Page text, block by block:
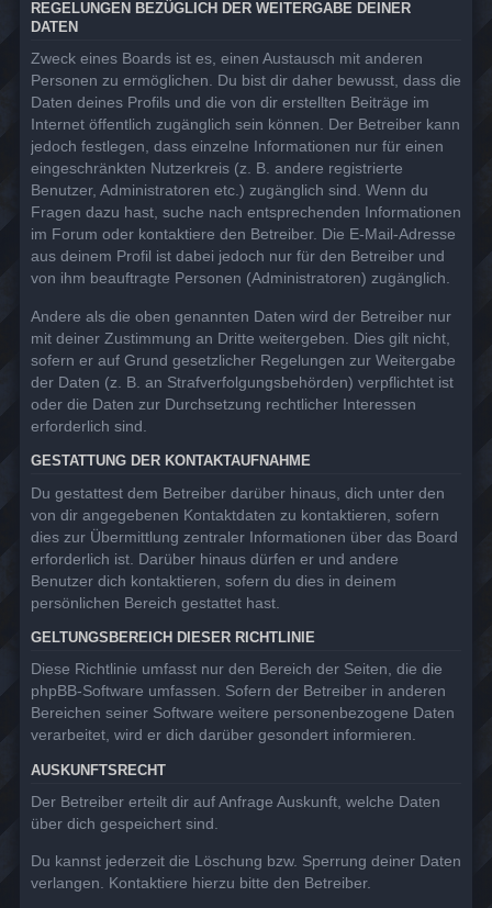
REGELUNGEN BEZÜGLICH DER WEITERGABE DEINER
DATEN
Zweck eines Boards ist es, einen Austausch mit anderen
Personen zu ermöglichen. Du bist dir daher bewusst, dass die
Daten deines Profils und die von dir erstellten Beiträge im
Internet öffentlich zugänglich sein können. Der Betreiber kann
jedoch festlegen, dass einzelne Informationen nur für einen
eingeschränkten Nutzerkreis (z. B. andere registrierte
Benutzer, Administratoren etc.) zugänglich sind. Wenn du
Fragen dazu hast, suche nach entsprechenden Informationen
im Forum oder kontaktiere den Betreiber. Die E-Mail-Adresse
aus deinem Profil ist dabei jedoch nur für den Betreiber und
von ihm beauftragte Personen (Administratoren) zugänglich.
Andere als die oben genannten Daten wird der Betreiber nur
mit deiner Zustimmung an Dritte weitergeben. Dies gilt nicht,
sofern er auf Grund gesetzlicher Regelungen zur Weitergabe
der Daten (z. B. an Strafverfolgungsbehörden) verpflichtet ist
oder die Daten zur Durchsetzung rechtlicher Interessen
erforderlich sind.
GESTATTUNG DER KONTAKTAUFNAHME
Du gestattest dem Betreiber darüber hinaus, dich unter den
von dir angegebenen Kontaktdaten zu kontaktieren, sofern
dies zur Übermittlung zentraler Informationen über das Board
erforderlich ist. Darüber hinaus dürfen er und andere
Benutzer dich kontaktieren, sofern du dies in deinem
persönlichen Bereich gestattet hast.
GELTUNGSBEREICH DIESER RICHTLINIE
Diese Richtlinie umfasst nur den Bereich der Seiten, die die
phpBB-Software umfassen. Sofern der Betreiber in anderen
Bereichen seiner Software weitere personenbezogene Daten
verarbeitet, wird er dich darüber gesondert informieren.
AUSKUNFTSRECHT
Der Betreiber erteilt dir auf Anfrage Auskunft, welche Daten
über dich gespeichert sind.
Du kannst jederzeit die Löschung bzw. Sperrung deiner Daten
verlangen. Kontaktiere hierzu bitte den Betreiber.